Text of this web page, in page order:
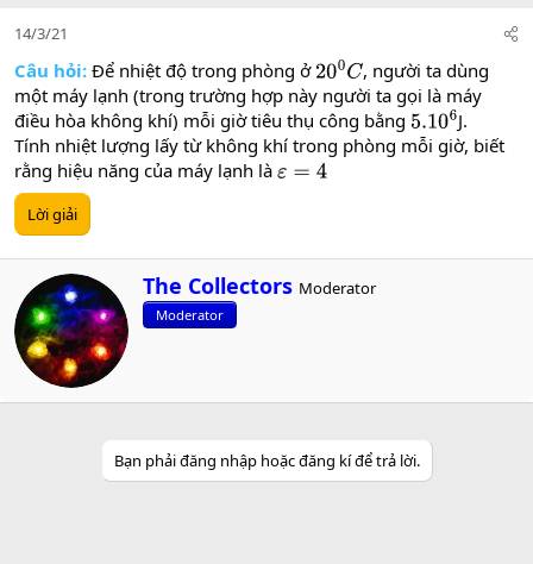
14/3/21
Câu hỏi: Để nhiệt độ trong phòng ở 200C, người ta dùng
một máy lạnh (trong trường hợp này người ta gọi là máy
điều hòa không khí) mỗi giờ tiêu thụ công bằng 5.106J.
Tính nhiệt lượng lấy từ không khí trong phòng mỗi giờ, biết
rằng hiệu năng của máy lạnh là ε=4
Lời giải
W
r
i
n
The Collectors Moderator
Moderator
Bạn phải đăng nhập hoặc đăng kí để trả lời.